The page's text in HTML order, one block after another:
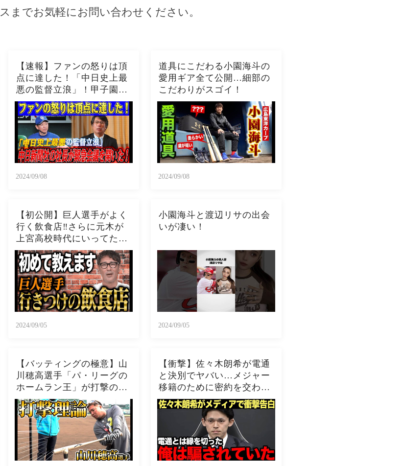
までお気軽にお問い合わせください。
【速報】ファンの怒りは頂
点に達した！「中日史上最
悪の監督立浪」！甲子園で
9敗というのは前代未聞の
屈辱だ！中日新聞社の社長
が緊急会議を開いた！！
2024/09/08
道具にこだわる小園海斗の
愛用ギア全て公開…細部の
こだわりがスゴイ！
2024/09/08
【初公開】巨人選手がよく
行く飲食店‼︎さらに元木が
上宮高校時代にいってた激
ウマ店
2024/09/05
小園海斗と渡辺リサの出会
いが凄い！
2024/09/05
【バッティングの極意】山
川穂高選手「パ・リーグの
ホームラン王」が打撃のコ
ツを全公開してくれました
【衝撃】佐々木朗希が電通
と決別でヤバい…メジャー
移籍のために密約を交わし
た右腕社員と交渉決裂した
真相に一同驚愕！！